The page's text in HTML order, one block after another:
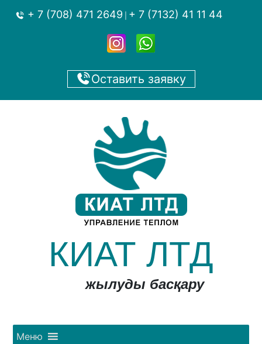
+ 7 (708) 471 2649 + 7 (7132) 41 11 44
Оставить заявку
КИАТ ЛТД
жылуды басқару
Меню